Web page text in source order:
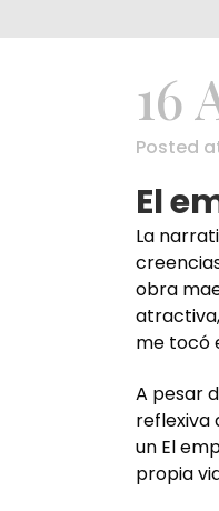
16
Posted
El
La
obra
me tocó
A pesar
reflexiva
un El
propia